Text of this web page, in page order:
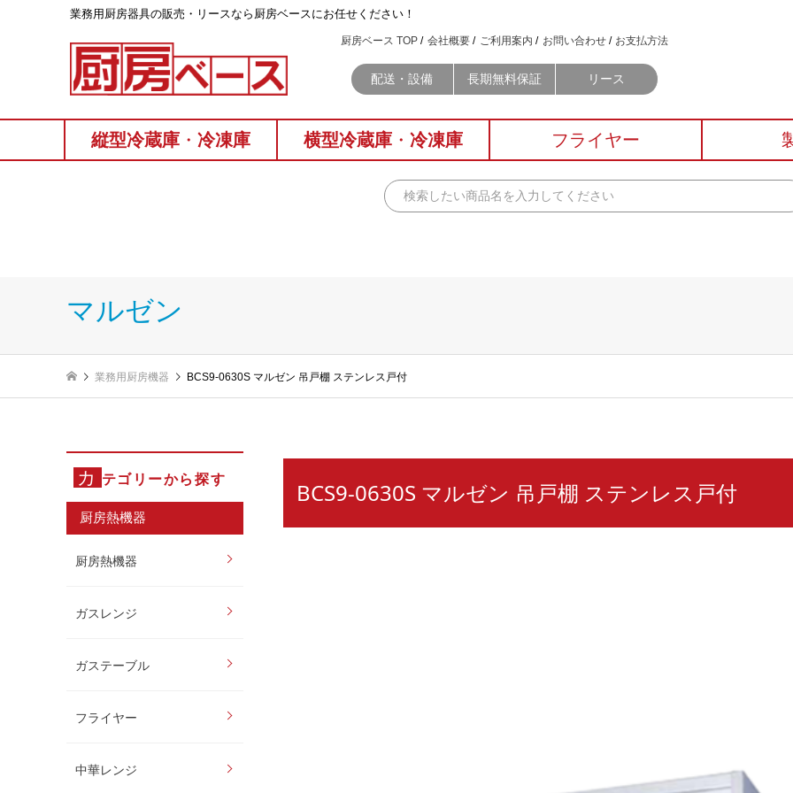
業務⽤厨房器具の販売・リースなら厨房ベースにお任せください！
厨房ベース TOP 会社概要 ご利用案内 お問い合わせ お支払方法
配送・設備 長期無料保証 リース
縦型冷蔵庫 ・ 冷凍庫 横型冷蔵庫 ・ 冷凍庫 フライヤー
マルゼン
業務用厨房機器 BCS9-0630S マルゼン 吊戸棚 ステンレス戸付
カ テゴリーから探す
厨房熱機器
厨房熱機器
ガスレンジ
ガステーブル
フライヤー
中華レンジ
BCS9-0630S マルゼン 吊戸棚 ステンレス戸付